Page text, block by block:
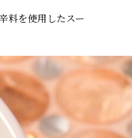
料を使用したスー